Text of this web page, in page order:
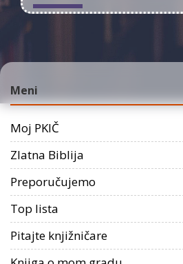
Meni
Moj PKIČ
Zlatna Biblija
Preporučujemo
Top lista
Pitajte knjižničare